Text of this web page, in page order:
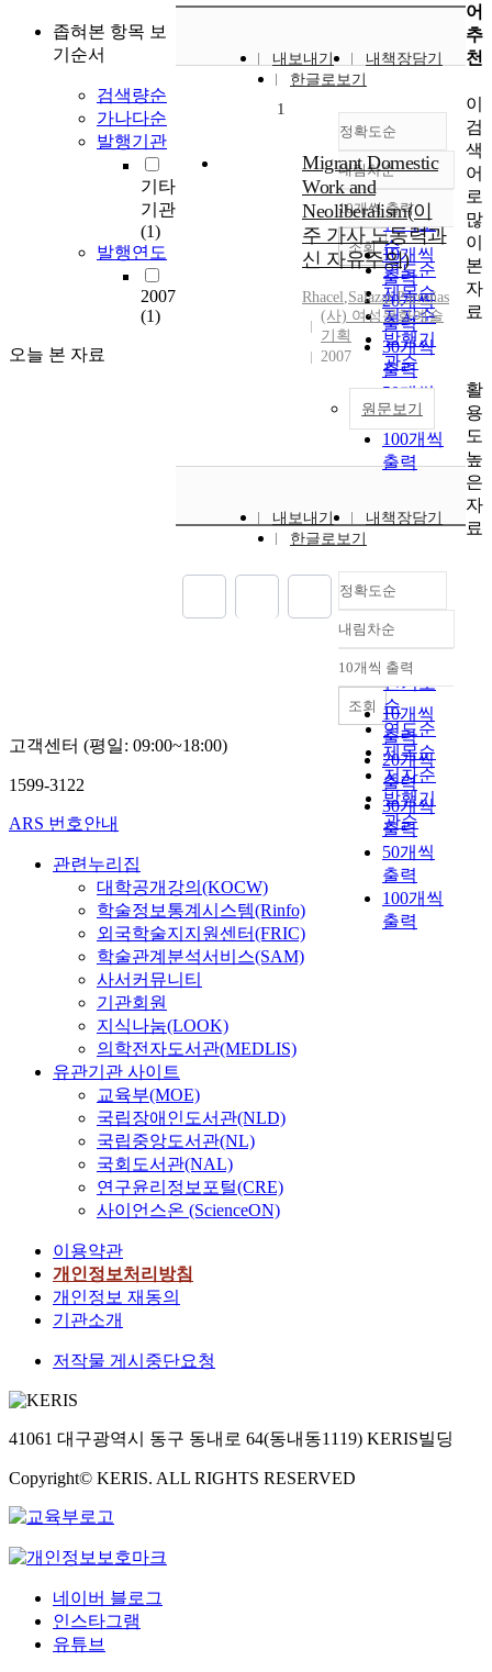
좁혀본 항목 보
기순서
검색량순
가나다순
발행기관
기타
기관
(1)
발행연도
2007
(1)
오늘 본 자료
내보내기
내책장담기
한글로보기
정확도순
정확도
순
인기도
순
연도순
제목순
저자순
발행기
관순
내림차순
내림차순
10개씩 출력
10개씩
출력
20개씩
출력
30개씩
출력
50개씩
출력
100개씩
출력
조회
1
Migrant Domestic
Work and
Neoliberalism(이
주 가사 노동력과
신 자유주의)
Rhacel,Salazar,Parreñas
(사) 여성문화예술
기획
2007
원문보기
내보내기
내책장담기
한글로보기
정확도순
정확도
순
인기도
순
연도순
제목순
저자순
발행기
관순
내림차순
내림차순
10개씩 출력
10개씩
출력
20개씩
출력
30개씩
출력
50개씩
출력
100개씩
출력
조회
어
추
천
이
검
색
어
로
많
이
본
자
료
활
용
도
높
은
자
료
고객센터 (평일: 09:00~18:00)
1599-3122
ARS 번호안내
관련누리집
대학공개강의(KOCW)
학술정보통계시스템(Rinfo)
외국학술지지원센터(FRIC)
학술관계분석서비스(SAM)
사서커뮤니티
기관회원
지식나눔(LOOK)
의학전자도서관(MEDLIS)
유관기관 사이트
교육부(MOE)
국립장애인도서관(NLD)
국립중앙도서관(NL)
국회도서관(NAL)
연구윤리정보포털(CRE)
사이언스온 (ScienceON)
이용약관
개인정보처리방침
개인정보 재동의
기관소개
저작물 게시중단요청
41061 대구광역시 동구 동내로 64(동내동1119) KERIS빌딩
Copyright© KERIS. ALL RIGHTS RESERVED
네이버 블로그
인스타그램
유튜브